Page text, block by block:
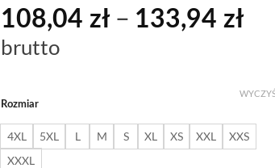
108,04 zł – 133,94 zł
do
brutto
Rozmiar
4XL 5XL L M S XL XS XXL
XXS
XXXL